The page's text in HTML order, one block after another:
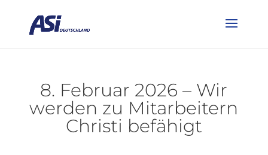
8. Februar 2026 – Wir
werden zu Mitarbeitern
Christi befähigt